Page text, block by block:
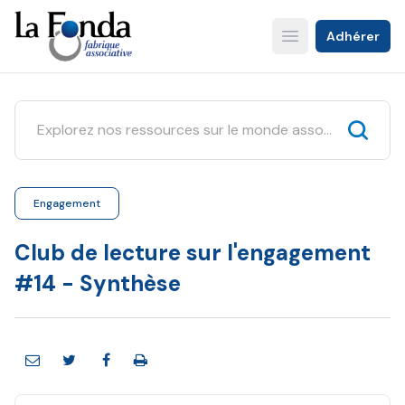
Aller
au
contenu
principal
Open main menu
Adhérer
Engagement
Club de lecture sur l'engagement
#14 - Synthèse